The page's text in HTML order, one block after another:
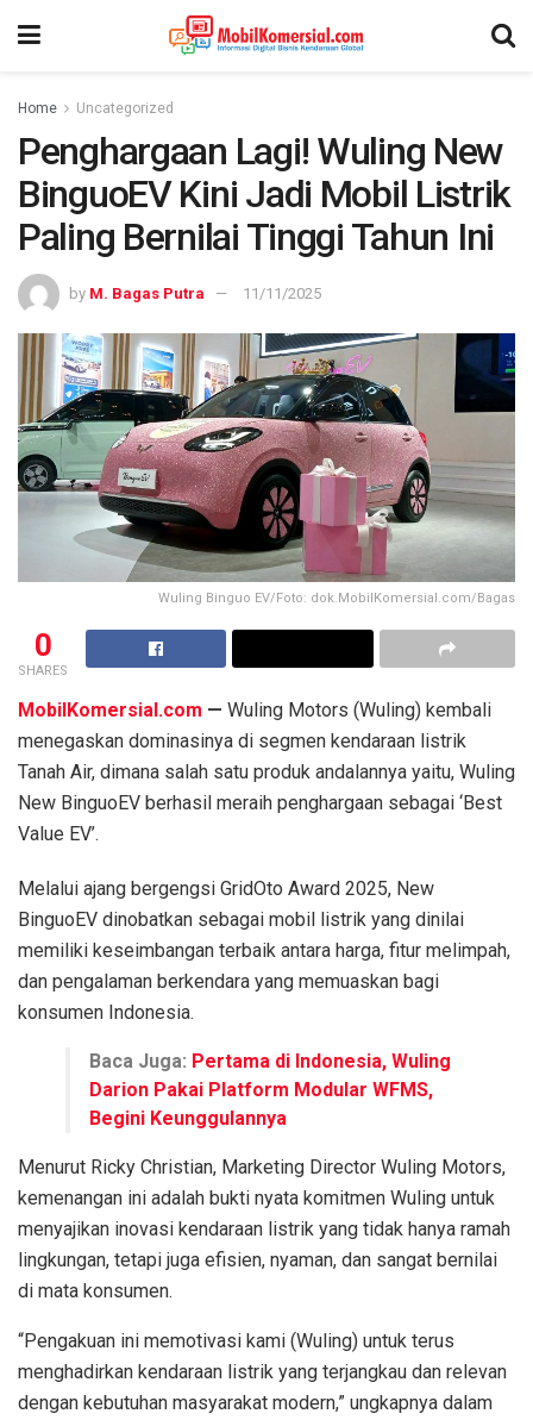
Home Uncategorized
Penghargaan Lagi! Wuling New
BinguoEV Kini Jadi Mobil Listrik
Paling Bernilai Tinggi Tahun Ini
by M. Bagas Putra 11/11/2025
Wuling Binguo EV/Foto: dok.MobilKomersial.com/Bagas
0
SHARES
MobilKomersial.com — Wuling Motors (Wuling) kembali
menegaskan dominasinya di segmen kendaraan listrik
Tanah Air, dimana salah satu produk andalannya yaitu, Wuling
New BinguoEV berhasil meraih penghargaan sebagai ‘Best
Value EV’.
Melalui ajang bergengsi GridOto Award 2025, New
BinguoEV dinobatkan sebagai mobil listrik yang dinilai
memiliki keseimbangan terbaik antara harga, fitur melimpah,
dan pengalaman berkendara yang memuaskan bagi
konsumen Indonesia.
Baca Juga: Pertama di Indonesia, Wuling
Darion Pakai Platform Modular WFMS,
Begini Keunggulannya
Menurut Ricky Christian, Marketing Director Wuling Motors,
kemenangan ini adalah bukti nyata komitmen Wuling untuk
menyajikan inovasi kendaraan listrik yang tidak hanya ramah
lingkungan, tetapi juga efisien, nyaman, dan sangat bernilai
di mata konsumen.
“Pengakuan ini memotivasi kami (Wuling) untuk terus
menghadirkan kendaraan listrik yang terjangkau dan relevan
dengan kebutuhan masyarakat modern,” ungkapnya dalam